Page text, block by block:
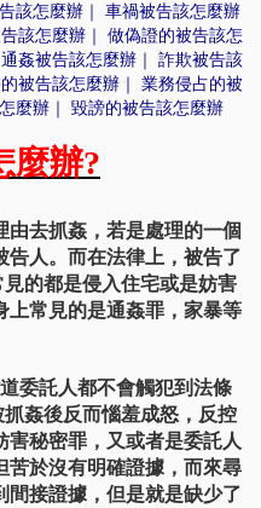
該怎麼辦
車禍被告該怎麼辦
該怎麼辦
做偽證的被告該怎
通姦被告該怎麼辦
詐欺被告該
被告該怎麼辦
業務侵占的被
麼辦 毀謗的被告該怎麼辦
麼辦?
去抓姦，若是處理的一個
告人。而在法律上，被告了
的都是侵入住宅或是妨害
上常見的是通姦罪，家暴等
委託人都不會觸犯到法條
姦後反而惱羞成怒，反控
秘密罪，又或者是委託人
苦於沒有明確證據，而來尋
間接證據，但是就是缺少了